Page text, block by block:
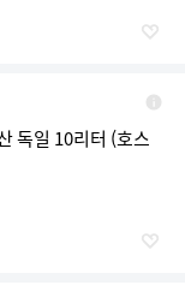
독일 10리터 (호스